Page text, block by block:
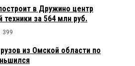
в Дружино центр
техники за 564 млн руб.
399
из Омской области по